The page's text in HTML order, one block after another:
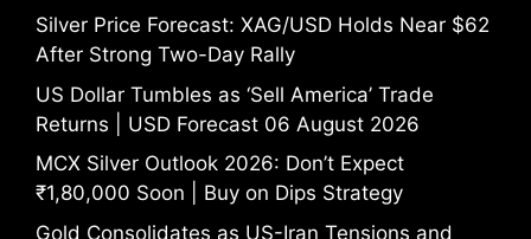
Silver Price Forecast: XAG/USD Holds Near $62
After Strong Two-Day Rally
US Dollar Tumbles as ‘Sell America’ Trade
Returns | USD Forecast 06 August 2026
MCX Silver Outlook 2026: Don’t Expect
₹1,80,000 Soon | Buy on Dips Strategy
Gold Consolidates as US-Iran Tensions and